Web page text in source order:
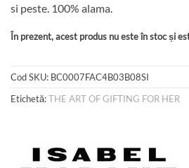
si peste. 100% alama.
În prezent, acest produs nu este în stoc și
Cod SKU: BC0007FAC4B03B08SI
Etichetă:THE ART OF GIFTING FOR HER